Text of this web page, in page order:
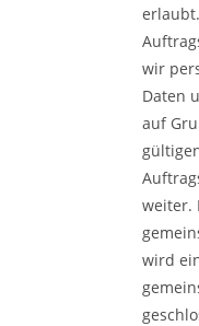
wir
Daten
auf
weiter.
wird